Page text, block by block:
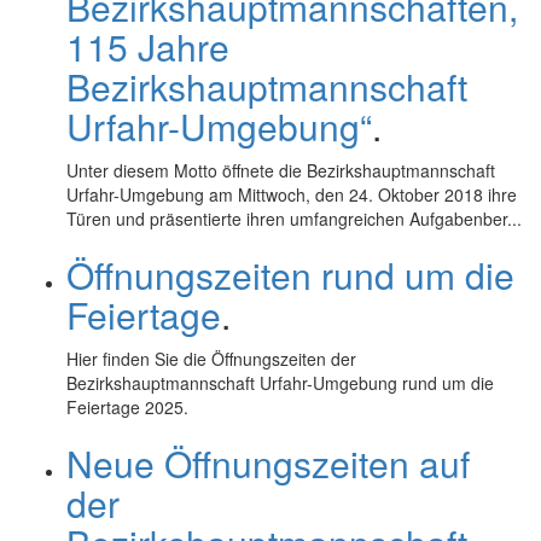
115 Jahre
Bezirkshauptmannschaft
Urfahr-Umgebung“.
Unter diesem Motto öffnete die Bezirkshauptmannschaft
Urfahr-Umgebung am Mittwoch, den 24. Oktober 2018 ihre
Türen und präsentierte ihren umfangreichen Aufgabenber...
Öffnungszeiten rund um die
Feiertage.
Hier finden Sie die Öffnungszeiten der
Bezirkshauptmannschaft Urfahr-Umgebung rund um die
Feiertage 2025.
Neue Öffnungszeiten auf
der